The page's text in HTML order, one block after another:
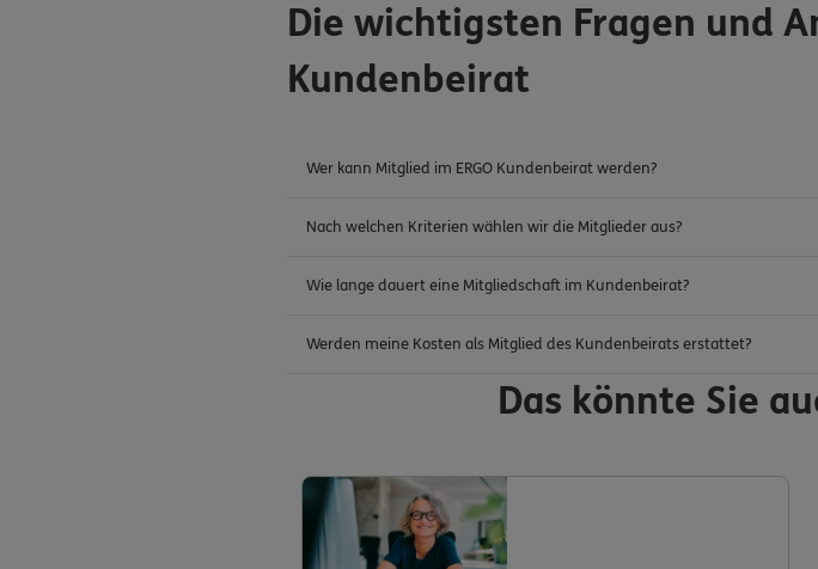
Die wichtigsten Fragen und
Kundenbeirat
Wer kann Mitglied im ERGO Kundenbeirat werden?
Nach welchen Kriterien wählen wir die Mitglieder aus?
Wie lange dauert eine Mitgliedschaft im Kundenbeirat?
Werden meine Kosten als Mitglied des Kundenbeirats erstattet?
Das könnte Sie